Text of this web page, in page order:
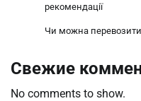
рекомендації
Чи можна перевозити
Свежие
No comments to show.